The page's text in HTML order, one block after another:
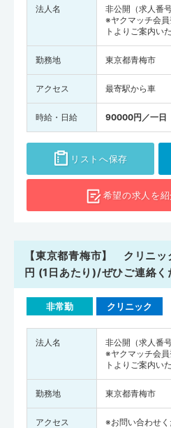
法人名
非公開（求人番
※ヤクマッチ会
トよりご案内い
勤務地 東京都青梅市
アクセス 最寄駅から車
時給・日給 90000円／一日
リストへ保存
希望の求人を
【東京都青梅市】 クリニ
円 (1日あたり)/ぜひご連絡く
非常勤 クリニック
法人名
非公開（求人番
※ヤクマッチ会
トよりご案内い
勤務地 東京都青梅市
アクセス ※お問い合わせ